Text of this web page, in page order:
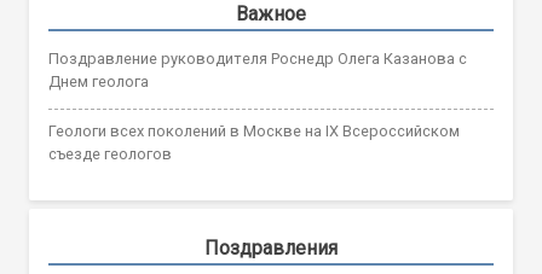
Важное
Поздравление руководителя Роснедр Олега Казанова с
Днем геолога
Геологи всех поколений в Москве на IX Всероссийском
съезде геологов
Поздравления